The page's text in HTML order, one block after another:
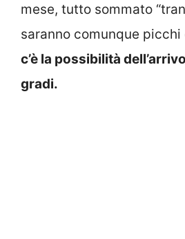
mese, tutto sommato
saranno comunque
c’è la possibilità
gradi.